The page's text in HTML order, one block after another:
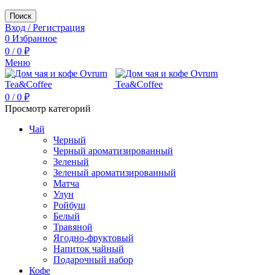
Поиск
Вход / Регистрация
0 Избранное
0 / 0 ₽
Меню
0 / 0 ₽
Просмотр категорий
Чай
Черный
Черный ароматизированный
Зеленый
Зеленый ароматизированный
Матча
Улун
Ройбуш
Белый
Травяной
Ягодно-фруктовый
Напиток чайный
Подарочный набор
Кофе